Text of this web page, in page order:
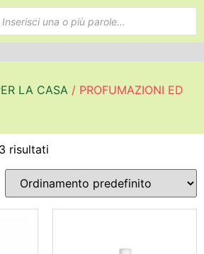
LA CASA / PROFUMAZIONI ED
risultati